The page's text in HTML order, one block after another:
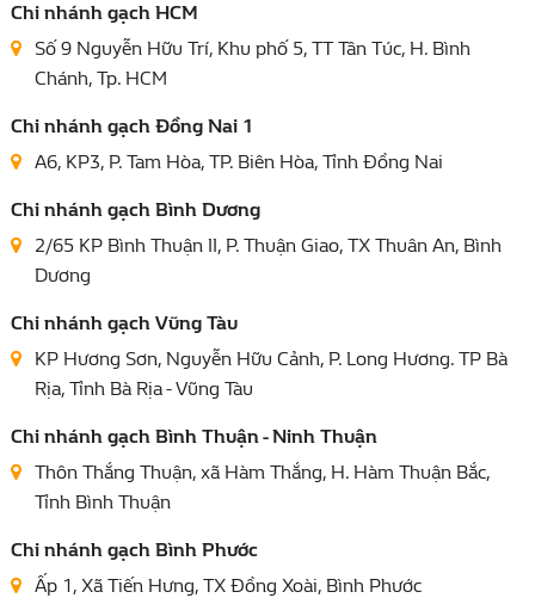
Chi nhánh gạch HCM
Số 9 Nguyễn Hữu Trí, Khu phố 5, TT Tân Túc, H. Bình
Chánh, Tp. HCM
Chi nhánh gạch Đồng Nai 1
A6, KP3, P. Tam Hòa, TP. Biên Hòa, Tỉnh Đồng Nai
Chi nhánh gạch Bình Dương
2/65 KP Bình Thuận II, P. Thuận Giao, TX Thuân An, Bình
Dương
Chi nhánh gạch Vũng Tàu
KP Hương Sơn, Nguyễn Hữu Cảnh, P. Long Hương. TP Bà
Rịa, Tỉnh Bà Rịa - Vũng Tàu
Chi nhánh gạch Bình Thuận - Ninh Thuận
Thôn Thắng Thuận, xã Hàm Thắng, H. Hàm Thuận Bắc,
Tỉnh Bình Thuận
Chi nhánh gạch Bình Phước
Ấp 1, Xã Tiến Hưng, TX Đồng Xoài, Bình Phước